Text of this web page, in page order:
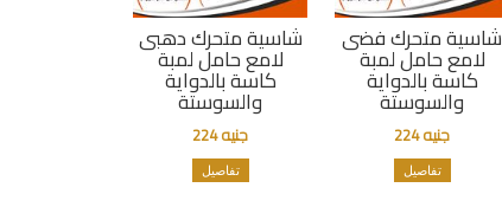
شاسية متحرك دهبى
لامع حامل لمبة
كاسة بالدواية
والسوستة
جنيه 224
تفاصيل
شاسية متحرك فضى
لامع حامل لمبة
كاسة بالدواية
والسوستة
جنيه 224
تفاصيل